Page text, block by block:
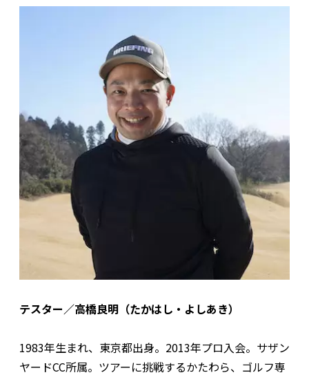
テスター／高橋良明（たかはし・よしあき）
1983年生まれ、東京都出身。2013年プロ入会。サザン
ヤードCC所属。ツアーに挑戦するかたわら、ゴルフ専